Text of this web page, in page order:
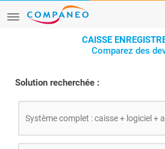
CAISSE
Comparez des
Solution recherchée :
Système complet : caisse + logiciel +